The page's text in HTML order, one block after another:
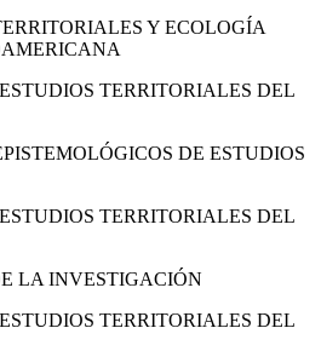
Y ECOLOGÍA
TERRITORIALES DEL
DE ESTUDIOS
TERRITORIALES DEL
LA INVESTIGACIÓN
TERRITORIALES DEL